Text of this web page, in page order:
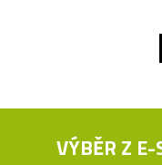
VÝBĚR Z E-